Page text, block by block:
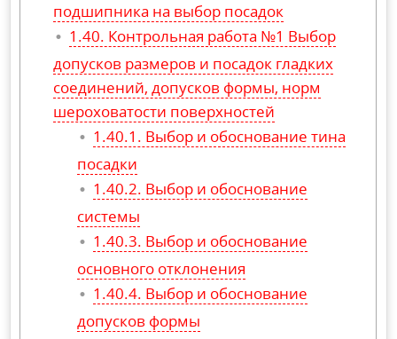
подшипника на выбор посадок
Контрольная работа №1 Выбор
допусков размеров и посадок гладких
соединений, допусков формы, норм
шероховатости поверхностей
Выбор и обоснование тина
посадки
Выбор и обоснование
системы
Выбор и обоснование
основного отклонения
Выбор и обоснование
допусков формы